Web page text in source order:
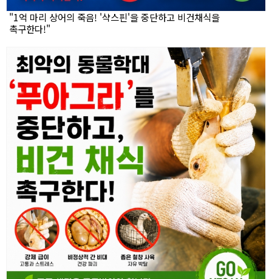
"1억 마리 상어의 죽음! '샥스핀'을 중단하고 비건채식을
촉구한다!"